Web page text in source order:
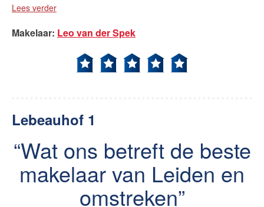
Lees verder
Makelaar: Leo van der Spek
Lebeauhof 1
Wat ons betreft de beste
makelaar van Leiden en
omstreken